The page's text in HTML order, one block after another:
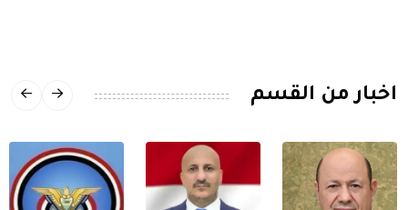
اخبار من القسم